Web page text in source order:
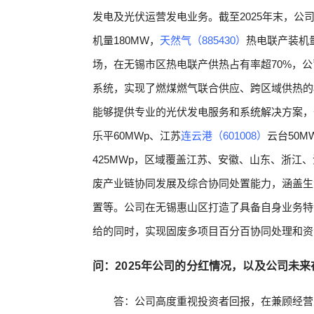
发电及光伏运营发电业务。截至2025年末，公
机量180MW， 天然气（885430） 热电联产装机
场，在无锡市区热电联产供热占有率超70%，
系统，实现了燃煤燃气联合供应、跨区域供热
能够提供专业的光伏发电服务和系统解决方案
乐平60MWp、江苏连云港（601008） 云台
425MWp，区域覆盖江苏、安徽、山东、浙江
废产业链协同发展及综合协同处置能力，涵盖
置等。公司在无锡惠山区打造了具备自身业务
给的同时，实现固废多项目百分百协同处理和
问：2025年公司的分红情况，以及公司未
答：公司高度重视投资者回报，在兼顾经